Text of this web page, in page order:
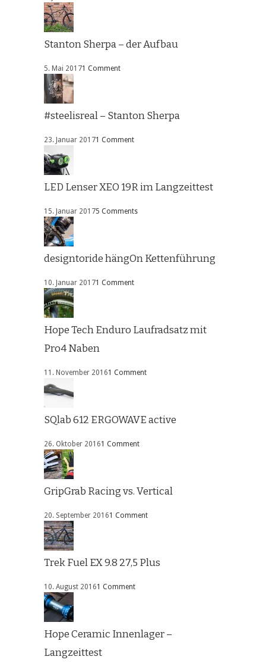
Stanton Sherpa – der Aufbau
5. Mai 20171 Comment
#steelisreal – Stanton Sherpa
23. Januar 20171 Comment
LED Lenser XEO 19R im Langzeittest
15. Januar 20175 Comments
designtoride hängOn Kettenführung
10. Januar 20171 Comment
Hope Tech Enduro Laufradsatz mit
Pro4 Naben
11. November 20161 Comment
SQlab 612 ERGOWAVE active
26. Oktober 20161 Comment
GripGrab Racing vs. Vertical
20. September 20161 Comment
Trek Fuel EX 9.8 27,5 Plus
10. August 20161 Comment
Hope Ceramic Innenlager –
Langzeittest